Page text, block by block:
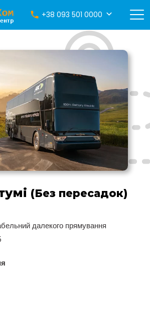
+38 093 501 0000
(Без пересадок)
далекого прямування